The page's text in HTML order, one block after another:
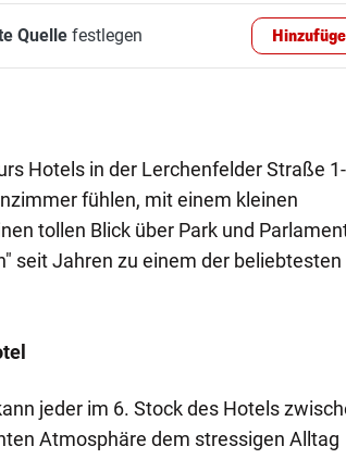
Quellefestlegen
Hotels in der Lerchenfelder Straße
fühlen, mit einem kleinen
tollen Blick über Park und
seit Jahren zu einem der beliebtesten
jeder im 6. Stock des Hotels
Atmosphäre dem stressigen Alltag